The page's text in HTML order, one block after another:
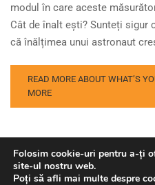
modul în care aceste
Cât de înalt ești? Sunteți sigur
că înălțimea unui astronaut
READ MORE ABOUT WHAT’S
MORE
Folosim cookie-uri pentru a-ți
site-ul nostru web.
Poți să afli mai multe despre